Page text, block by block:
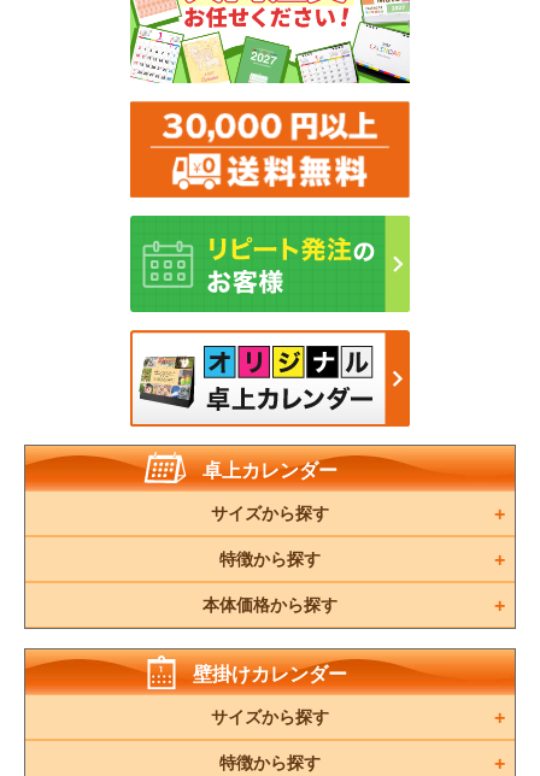
卓上カレンダー
サイズから探す
特徴から探す
本体価格から探す
壁掛けカレンダー
サイズから探す
特徴から探す